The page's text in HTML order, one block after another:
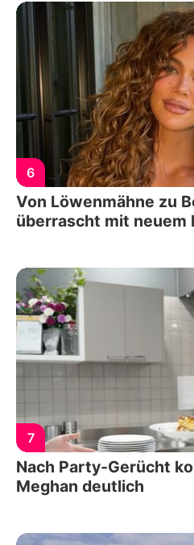
6
Von Löwenmähne zu
überrascht mit neuem
7
Nach Party-Gerücht
Meghan deutlich